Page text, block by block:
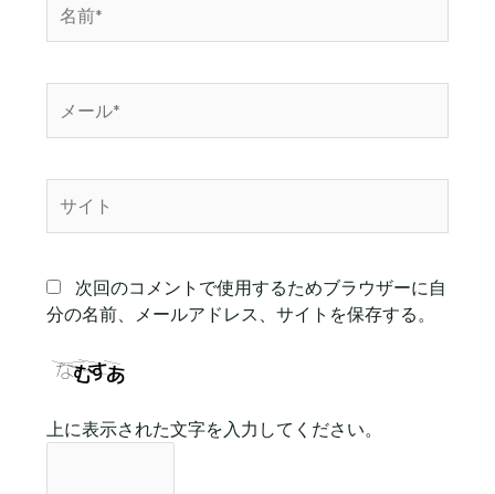
前
ー
*
次回のコメントで使用するためブラウザーに自
分の名前、メールアドレス、サイトを保存する。
上に表示された文字を入力してください。